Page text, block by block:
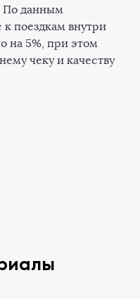
По данным
поездкам внутри
на 5%, при этом
чеку и качеству